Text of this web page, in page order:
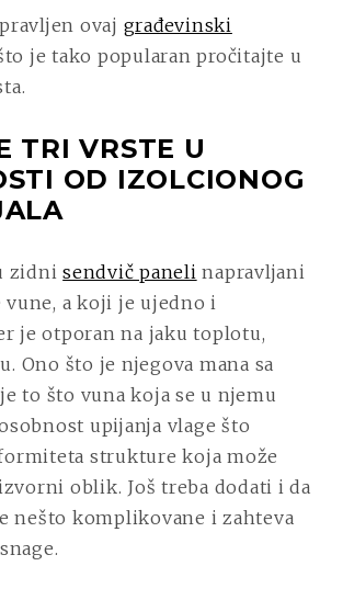
ovaj građevinski
je tako popularan pročitajte u
TRI VRSTE U
OD IZOLCIONOG
zidnisendvič paneli napravljani
a koji je ujedno i
je otporan na jaku toplotu,
Ono što je njegova mana sa
to što vuna koja se u njemu
upijanja vlage što
strukture koja može
oblik. Još treba dodati i da
nešto komplikovane i zahteva